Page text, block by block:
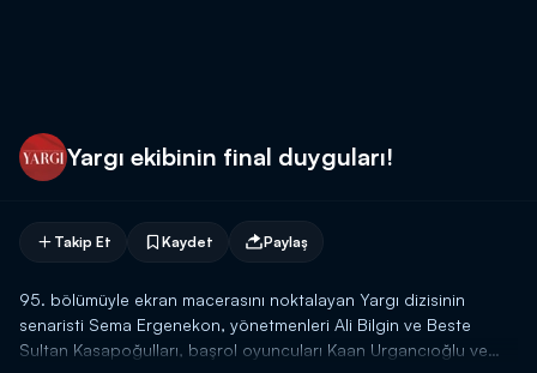
Yargı ekibinin final duyguları!
Takip Et Kaydet Paylaş
95. bölümüyle ekran macerasını noktalayan Yargı dizisinin
senaristi Sema Ergenekon, yönetmenleri Ali Bilgin ve Beste
Sultan Kasapoğulları, başrol oyuncuları Kaan Urgancıoğlu ve